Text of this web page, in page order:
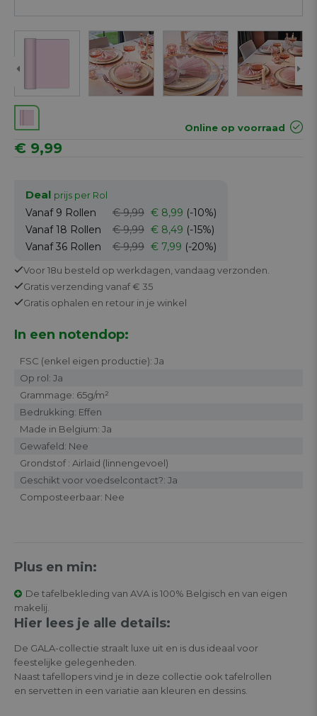
Online op voorraad
€ 9,99
Deal prijs per Rol
Vanaf 9 Rollen € 9,99 € 8,99 (-10%)
Vanaf 18 Rollen € 9,99 € 8,49 (-15%)
Vanaf 36 Rollen € 9,99 € 7,99 (-20%)
Voor 18u besteld op werkdagen, vandaag verzonden.
Gratisverzending vanaf € 35
Gratis ophalen en retour in je winkel
In een notendop:
FSC (enkel eigen productie): Ja
Op rol: Ja
Grammage: 65g/m²
Bedrukking: Effen
Made in Belgium: Ja
Gewafeld: Nee
Grondstof : Airlaid (linnengevoel)
Geschikt voor voedselcontact?: Ja
Composteerbaar: Nee
Plus en min:
De tafelbekleding van AVA is 100% Belgisch en van eigen
makelij.
Hier lees je alle details:
De GALA-collectie straalt luxe uit en is dus ideaal voor
feestelijke gelegenheden.
Naast tafellopers vind je in deze collectie ook tafelrollen
en servetten in een variatie aan kleuren en dessins.